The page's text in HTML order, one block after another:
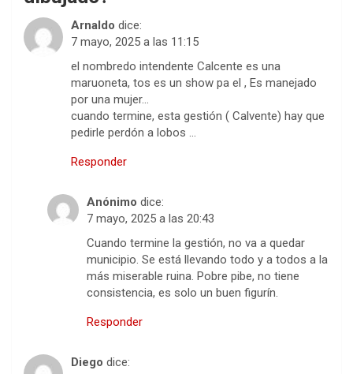
Arnaldo dice:
7 mayo, 2025 a las 11:15
el nombredo intendente Calcente es una
maruoneta, tos es un show pa el , Es manejado
por una mujer…
cuando termine, esta gestión ( Calvente) hay que
pedirle perdón a lobos …
Responder
Anónimo dice:
7 mayo, 2025 a las 20:43
Cuando termine la gestión, no va a quedar
municipio. Se está llevando todo y a todos a la
más miserable ruina. Pobre pibe, no tiene
consistencia, es solo un buen figurín.
Responder
Diego dice: